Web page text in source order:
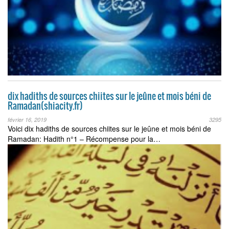
dix hadiths de sources chiites sur le jeûne et mois béni de
Ramadan(shiacity.fr)
février 16, 2019 3295
Voici dix hadiths de sources chiites sur le jeûne et mois béni de
Ramadan: Hadith n°1 – Récompense pour la…